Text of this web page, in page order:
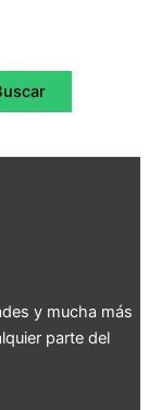
y mucha más
parte del